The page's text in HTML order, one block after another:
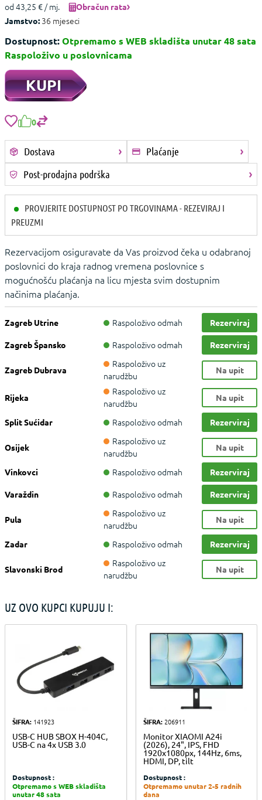
od 43,25 € / mj.
Obračun rata
Jamstvo: 36 mjeseci
Dostupnost:Otpremamo s WEB skladišta unutar 48 sata
Raspoloživo u poslovnicama
KUPI
0
Dostava
Plaćanje
Post-prodajna podrška
PROVJERITE DOSTUPNOST PO TRGOVINAMA - REZEVIRAJ I
PREUZMI
Rezervacijom osiguravate da Vas proizvod čeka u odabranoj
poslovnici do kraja radnog vremena poslovnice s
mogućnošću plaćanja na licu mjesta svim dostupnim
načinima plaćanja.
Zagreb Utrine Raspoloživo odmah Rezerviraj
Zagreb Špansko Raspoloživo odmah Rezerviraj
Zagreb Dubrava
Raspoloživo uz
narudžbu
Na upit
Rijeka
Raspoloživo uz
narudžbu
Na upit
Split Sućidar Raspoloživo odmah Rezerviraj
Osijek
Raspoloživo uz
narudžbu
Na upit
Vinkovci Raspoloživo odmah Rezerviraj
Varaždin Raspoloživo odmah Rezerviraj
Pula
Raspoloživo uz
narudžbu
Na upit
Zadar Raspoloživo odmah Rezerviraj
Slavonski Brod
Raspoloživo uz
narudžbu
Na upit
UZ OVO KUPCI KUPUJU I:
ŠIFRA: 141923
USB-C HUB SBOX H-404C,
USB-C na 4x USB 3.0
Dostupnost :
Otpremamo s WEB skladišta
unutar 48 sata
ŠIFRA:206911
Monitor XIAOMI A24i
(2026), 24", IPS, FHD
1920x1080px, 144Hz, 6ms,
HDMI, DP, tilt
Dostupnost :
Otpremamo unutar 2-5 radnih
dana